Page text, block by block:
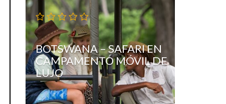
BOTSWANA – SAFARI EN
CAMPAMENTO MÓVIL DE
LUJO